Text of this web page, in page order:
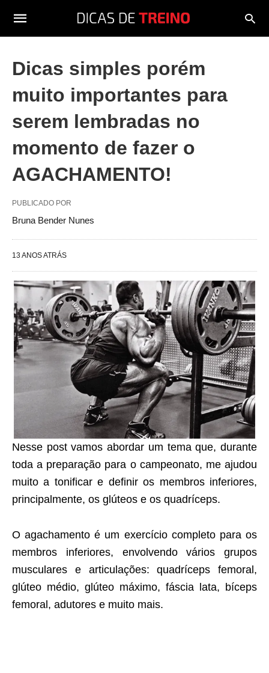
Dicas simples porém
muito importantes para
serem lembradas no
momento de fazer o
AGACHAMENTO!
PUBLICADO POR
Bruna Bender Nunes
13 ANOS ATRÁS
Nesse post vamos abordar um tema que, durante
toda a preparação para o campeonato, me ajudou
muito a tonificar e definir os membros inferiores,
principalmente, os glúteos e os quadríceps.
O agachamento é um exercício completo para os
membros inferiores, envolvendo vários grupos
musculares e articulações: quadríceps femoral,
glúteo médio, glúteo máximo, fáscia lata, bíceps
femoral, adutores e muito mais.